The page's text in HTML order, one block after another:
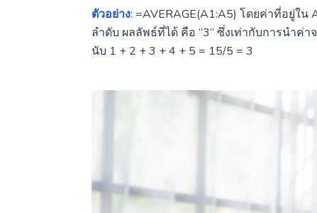
ตัวอย่าง: =AVERAGE(A1:A5) โดยค่าที่อยู่ใน
ลำดับ ผลลัพธ์ที่ได้ คือ “3” ซึ่งเท่ากับการนำค่
นับ 1 + 2 + 3 + 4 + 5 = 15/5 = 3